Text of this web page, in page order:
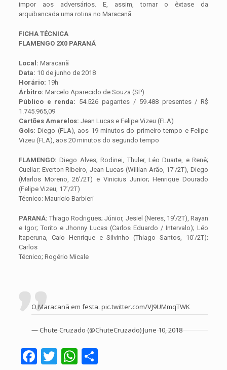
impor aos adversários. E, assim, tornar o êxtase da
arquibancada uma rotina no Maracanã.
FICHA TÉCNICA
FLAMENGO 2X0 PARANÁ
Local: Maracanã
Data: 10 de junho de 2018
Horário: 19h
Árbitro: Marcelo Aparecido de Souza (SP)
Público e renda: 54.526 pagantes / 59.488 presentes / R$
1.745.965,09
Cartões Amarelos: Jean Lucas e Felipe Vizeu (FLA)
Gols: Diego (FLA), aos 19 minutos do primeiro tempo e Felipe
Vizeu (FLA), aos 20 minutos do segundo tempo
FLAMENGO: Diego Alves; Rodinei, Thuler, Léo Duarte, e Renê;
Cuellar; Everton Ribeiro, Jean Lucas (Willian Arão, 17’/2T), Diego
(Marlos Moreno, 26’/2T) e Vinicius Junior; Henrique Dourado
(Felipe Vizeu, 17’/2T)
Técnico: Mauricio Barbieri
PARANÁ: Thiago Rodrigues; Júnior, Jesiel (Neres, 19’/2T), Rayan
e Igor; Torito e Jhonny Lucas (Carlos Eduardo / Intervalo); Léo
Itaperuna, Caio Henrique e Silvinho (Thiago Santos, 10’/2T);
Carlos
Técnico; Rogério Micale
O Maracanã em festa. pic.twitter.com/VJ9UMmqTWK
— Chute Cruzado (@ChuteCruzado)June 10, 2018
Facebook
TwitterWhatsApp
Share